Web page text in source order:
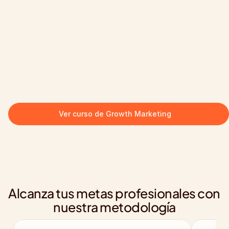
Alcanza tus metas profesionales con
nuestra metodología
Ver curso de Growth Marketing